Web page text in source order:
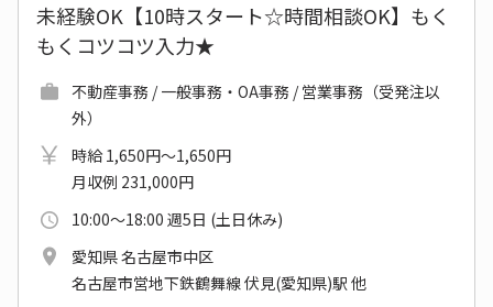
未経験OK【10時スタート☆時間相談OK】もく
もくコツコツ入力★
不動産事務 / 一般事務・OA事務 / 営業事務（受発注以
外）
時給 1,650円～1,650円
月収例 231,000円
10:00～18:00 週5日 (土日休み)
愛知県 名古屋市中区
名古屋市営地下鉄鶴舞線 伏見(愛知県)駅 他